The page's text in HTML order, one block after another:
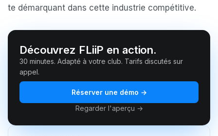
te démarquant dans cette industrie compétitive.
Découvrez FLiiP en action.
30 minutes. Adapté à votre club. Tarifs discutés sur
appel.
Réserver une démo →
Regarder l'aperçu →